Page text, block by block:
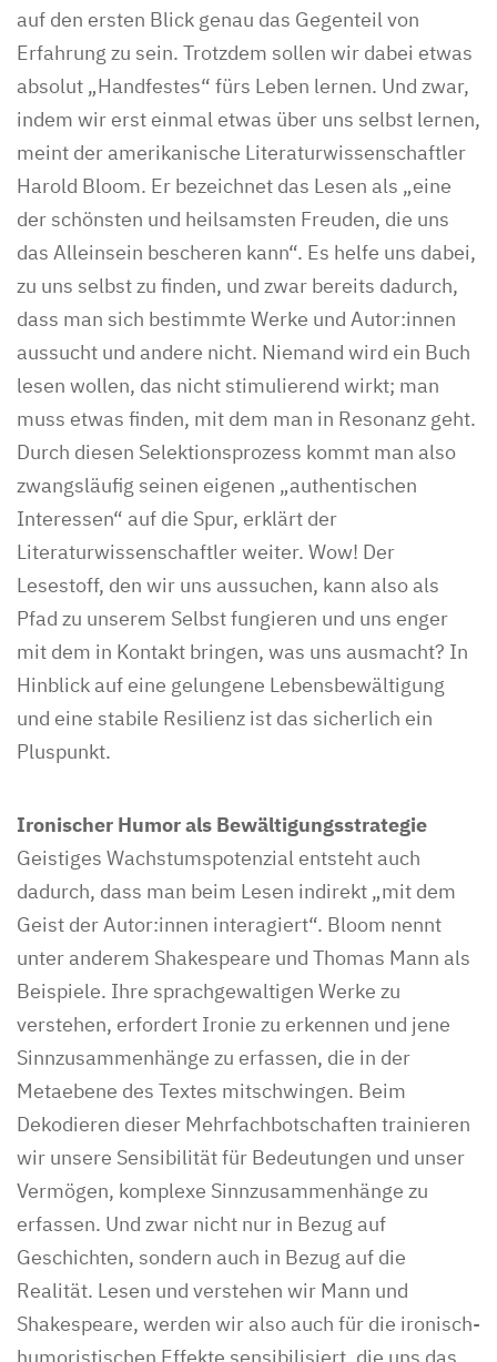
auf den ersten Blick genau das Gegenteil von
Erfahrung zu sein. Trotzdem sollen wir dabei etwas
absolut „Handfestes“ fürs Leben lernen. Und zwar,
indem wir erst einmal etwas über uns selbst lernen,
meint der amerikanische Literaturwissenschaftler
Harold Bloom. Er bezeichnet das Lesen als „eine
der schönsten und heilsamsten Freuden, die uns
das Alleinsein bescheren kann“. Es helfe uns dabei,
zu uns selbst zu finden, und zwar bereits dadurch,
dass man sich bestimmte Werke und Autor:innen
aussucht und andere nicht. Niemand wird ein Buch
lesen wollen, das nicht stimulierend wirkt; man
muss etwas finden, mit dem man in Resonanz geht.
Durch diesen Selektionsprozess kommt man also
zwangsläufig seinen eigenen „authentischen
Interessen“ auf die Spur, erklärt der
Literaturwissenschaftler weiter. Wow! Der
Lesestoff, den wir uns aussuchen, kann also als
Pfad zu unserem Selbst fungieren und uns enger
mit dem in Kontakt bringen, was uns ausmacht? In
Hinblick auf eine gelungene Lebensbewältigung
und eine stabile Resilienz ist das sicherlich ein
Pluspunkt.
Ironischer Humor als Bewältigungsstrategie
Geistiges Wachstumspotenzial entsteht auch
dadurch, dass man beim Lesen indirekt „mit dem
Geist der Autor:innen interagiert“. Bloom nennt
unter anderem Shakespeare und Thomas Mann als
Beispiele. Ihre sprachgewaltigen Werke zu
verstehen, erfordert Ironie zu erkennen und jene
Sinnzusammenhänge zu erfassen, die in der
Metaebene des Textes mitschwingen. Beim
Dekodieren dieser Mehrfachbotschaften trainieren
wir unsere Sensibilität für Bedeutungen und unser
Vermögen, komplexe Sinnzusammenhänge zu
erfassen. Und zwar nicht nur in Bezug auf
Geschichten, sondern auch in Bezug auf die
Realität. Lesen und verstehen wir Mann und
Shakespeare, werden wir also auch für die ironisch-
humoristischen Effekte sensibilisiert, die uns das